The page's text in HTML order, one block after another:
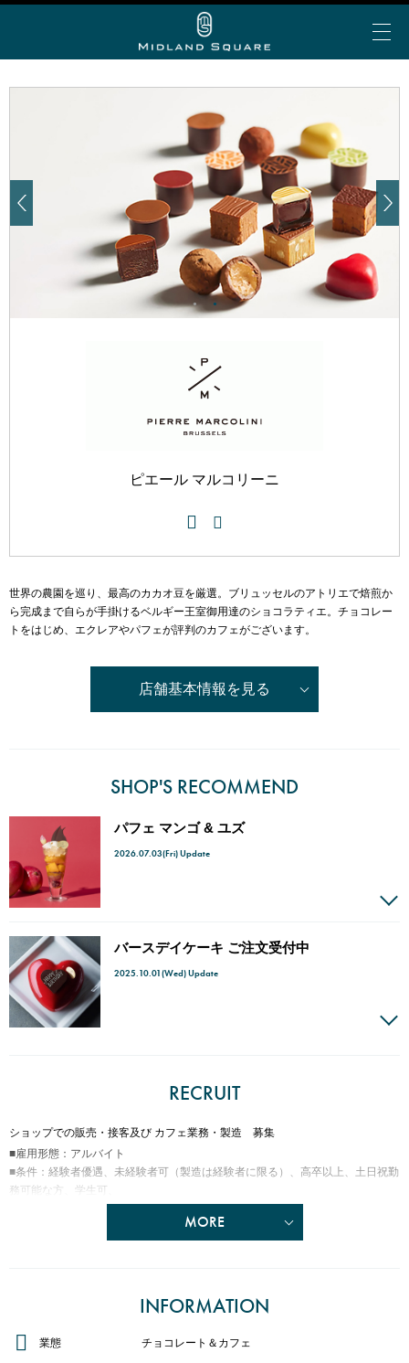
イベント＆トピックス
ビアガーデン
My Story vol.69 デジタ
ルブック
アトリウムコンサート
ミッドランド 夏グルメ
ミッドランド ランチ
ミッドランド 会食・接待
こだわりの手土産
半券de得シネマ＆ゴールド/プラチナ会員限定サービ
ミッドランド スクエア プレミアムマガジンにWeb版
が登場しました！
イベント情報、ショップ最新情報を中心に様々な角度
ショップ＆レストランを探す
フロアで探す
カテゴリで探す
50音で探す
ショップ&レストラン
ミッドランド スクエア シネマ
施設案内
ビル・コンセプト
公共交通機関でお越しの方
ランク別サービス内容
Q＆A（よくあるご質問）
会員利用規約
総合インフォメーション
その他お問い合わせ一覧
よくあるご質問
ピエール マルコリーニ
世界の農園を巡り、最高のカカオ豆を厳選。ブリュッセルのアトリエで焙煎か
ら完成まで自らが手掛けるベルギー王室御用達のショコラティエ。チョコレー
トをはじめ、エクレアやパフェが評判のカフェがございます。
店舗基本情報を見る
SHOP'S RECOMMEND
パフェ マンゴ & ユズ
2026.07.03(Fri) Update
マンゴーソルベとオリジナルクーベルチュールを使用した濃厚なビターチョコ
と、高知県産ユズ果汁のすっきりとした酸味が全体を引き締めます。マンゴー
バースデイケーキ ご注文受付中
2025.10.01(Wed) Update
RECRUIT
ショップでの販売・接客及び カフェ業務・製造 募集
■雇用形態：アルバイト
■条件：経験者優遇、未経験者可（製造は経験者に限る）、高卒以上、土日祝勤
務可能な方、学生可、
■待遇：交通費支給（1日最大1500円まで）、社員登用制度あり、社員割引制度
■備考：学生・フリーター歓迎、閉店時間まで勤務可能な方優遇、土日祝出勤で
きる方歓迎、年末年始・バレンタイン・ホワイトデー出勤できる方歓迎
MORE
INFORMATION
業態 チョコレート＆カフェ